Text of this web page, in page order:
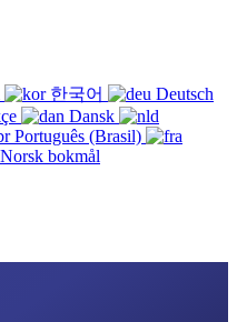
한국어
Deutsch
Dansk
Português (Brasil)
Norsk bokmål